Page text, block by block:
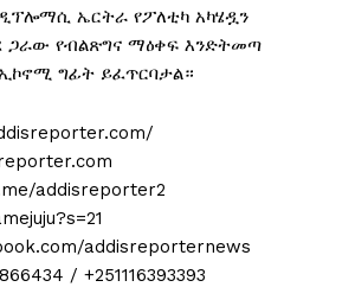
ኤርትራ የፖለቲካ አካሄዷን
ጋራው የብልጽግና ማዕቀፍ እንድትመጣ
ግፊት ይፈጥርባታል።
addisreporter2
addisreporternews
/ +251116393393